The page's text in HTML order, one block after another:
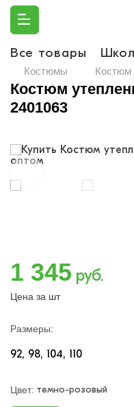
Все товары
Костюмы Костюм
Костюм
2401063
1 345 руб.
Цена за шт
Размеры:
92 98 104 110
Цвет: темно-розовый